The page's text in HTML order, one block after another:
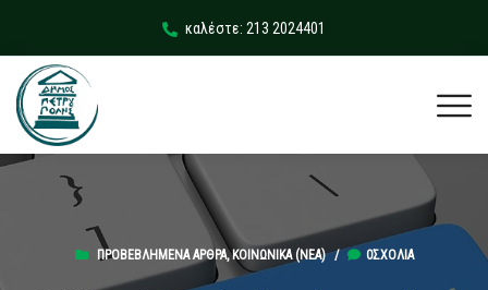
καλέστε: 213 2024401
ΠΡΟΒΕΒΛΗΜΈΝΑ ΆΡΘΡΑ,ΚΟΙΝΩΝΙΚΆ (ΝΕΑ)/ 0ΣΧΌΛΙΑ